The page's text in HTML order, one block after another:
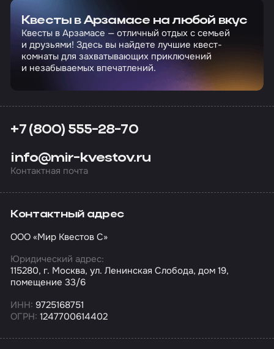
Квесты в Арзамасе на любой вкус
Квесты в Арзамасе — отличный отдых с семьей
и друзьями! Здесь вы найдете лучшие квест-
комнаты для захватывающих приключений
и незабываемых впечатлений.
+7 (800) 555-28-70
info@mir-kvestov.ru
Контактная почта
Контактный адрес
ООО «Мир Квестов С»
Юридический адрес:
115280, г. Москва, ул. Ленинская Слобода, дом 19,
помещение 33/6
ИНН: 9725168751
ОГРН: 1247700614402